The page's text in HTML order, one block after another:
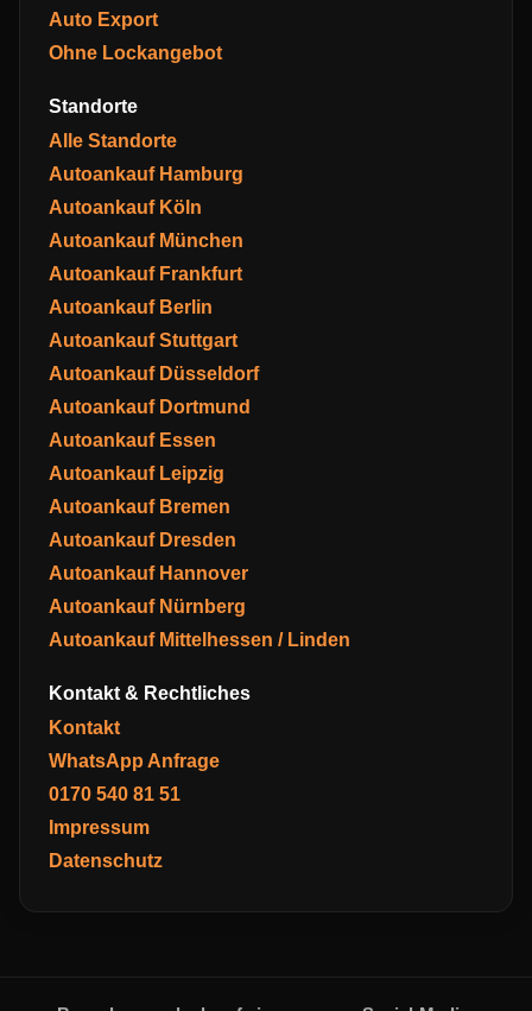
Auto Export
Ohne Lockangebot
Standorte
Alle Standorte
Autoankauf Hamburg
Autoankauf Köln
Autoankauf München
Autoankauf Frankfurt
Autoankauf Berlin
Autoankauf Stuttgart
Autoankauf Düsseldorf
Autoankauf Dortmund
Autoankauf Essen
Autoankauf Leipzig
Autoankauf Bremen
Autoankauf Dresden
Autoankauf Hannover
Autoankauf Nürnberg
Autoankauf Mittelhessen / Linden
Kontakt & Rechtliches
Kontakt
WhatsApp Anfrage
0170 540 81 51
Impressum
Datenschutz